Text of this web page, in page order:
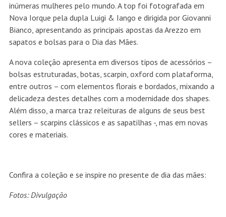
inúmeras mulheres pelo mundo. A top foi fotografada em
Nova Iorque pela dupla Luigi & Iango e dirigida por Giovanni
Bianco, apresentando as principais apostas da Arezzo em
sapatos e bolsas para o Dia das Mães.
A nova coleção apresenta em diversos tipos de acessórios –
bolsas estruturadas, botas, scarpin, oxford com plataforma,
entre outros – com elementos florais e bordados, mixando a
delicadeza destes detalhes com a modernidade dos shapes.
Além disso, a marca traz releituras de alguns de seus best
sellers – scarpins clássicos e as sapatilhas -, mas em novas
cores e materiais.
Confira a coleção e se inspire no presente de dia das mães:
Fotos: Divulgação